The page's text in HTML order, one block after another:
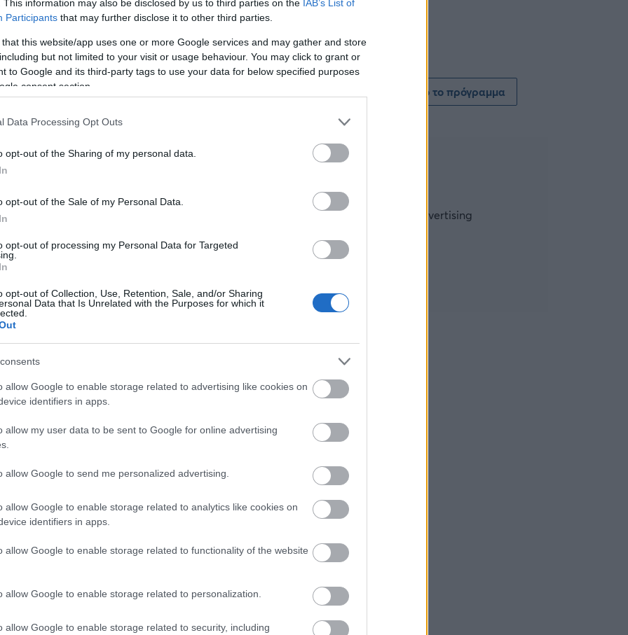
This information may also be disclosed by us to third parties on the IAB’s List of
Participants that may further disclose it to other third parties.
that this website/app uses one or more Google services and may gather and store
but not limited to your visit or usage behaviour. You may click to grant or
to Google and its third-party tags to use your data for below specified purposes
consent section.
Data Processing Opt Outs
opt-out of the Sharing of my personal data.
opt-out of the Sale of my Personal Data.
opt-out of processing my Personal Data for Targeted
opt-out of Collection, Use, Retention, Sale, and/or Sharing
Data that Is Unrelated with the Purposes for which it
allow Google to enable storage related to advertising like cookies on
identifiers in apps.
allow my user data to be sent to Google for online advertising
allow Google to send me personalized advertising.
allow Google to enable storage related to analytics like cookies on
identifiers in apps.
allow Google to enable storage related to functionality of the website
allow Google to enable storage related to personalization.
allow Google to enable storage related to security, including
την ανανέωση του συμβολαίου του
Δημήτρης Μάζης καταστρώνει τα
με τη συμμετοχή στους τελικούς του
πρόκριση στα προημιτελικά του Euro Cup, ο
Μάζης ανέφερε:
Δείτε όλο το πρόγραμμα